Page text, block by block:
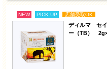
NEW PICK UP 店舗受取OK
ディルマ セ
ー（TB）